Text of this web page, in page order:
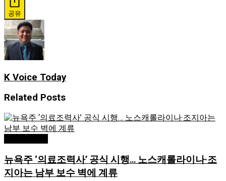
공유
K Voice Today
Related Posts
뉴욕주 ‘의료조력사’ 공식 시행… 노스캐롤라이나·조
지아는 남부 보수 벽에 계류